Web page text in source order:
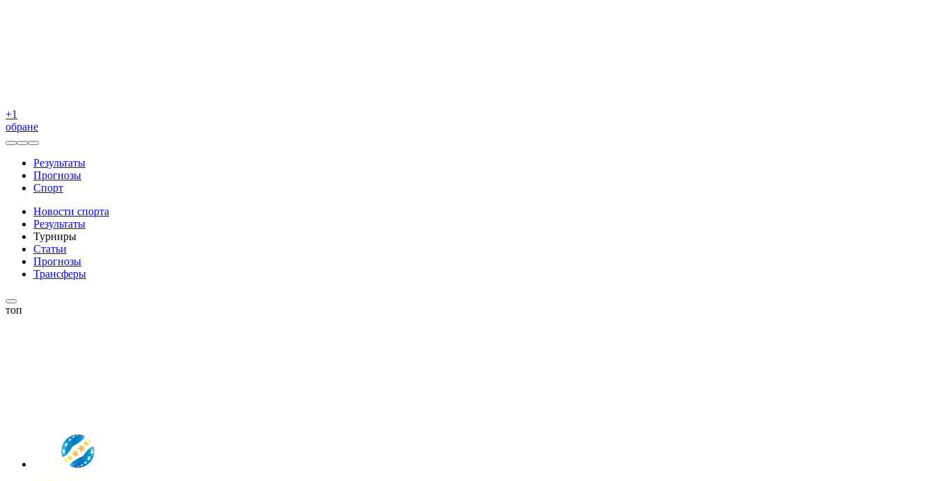
+1
обране
Результаты
Прогнозы
Спорт
Новости спорта
Результаты
Турниры
Статьи
Прогнозы
Трансферы
топ